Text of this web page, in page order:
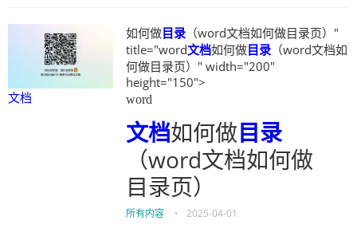
文档
如何做目录 （word文档如何做目录页）"
title="word文档如何做目录 （word文档如
何做目录页）" width="200"
height="150">
word
文档如何做目录
（word文档如何做
目录页）
所有内容 • 2025-04-01